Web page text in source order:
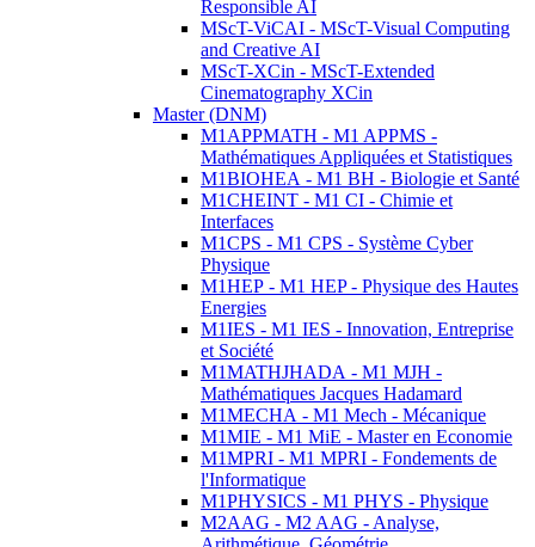
Responsible AI
MScT-ViCAI - MScT-Visual Computing
and Creative AI
MScT-XCin - MScT-Extended
Cinematography XCin
Master (DNM)
M1APPMATH - M1 APPMS -
Mathématiques Appliquées et Statistiques
M1BIOHEA - M1 BH - Biologie et Santé
M1CHEINT - M1 CI - Chimie et
Interfaces
M1CPS - M1 CPS - Système Cyber
Physique
M1HEP - M1 HEP - Physique des Hautes
Energies
M1IES - M1 IES - Innovation, Entreprise
et Société
M1MATHJHADA - M1 MJH -
Mathématiques Jacques Hadamard
M1MECHA - M1 Mech - Mécanique
M1MIE - M1 MiE - Master en Economie
M1MPRI - M1 MPRI - Fondements de
l'Informatique
M1PHYSICS - M1 PHYS - Physique
M2AAG - M2 AAG - Analyse,